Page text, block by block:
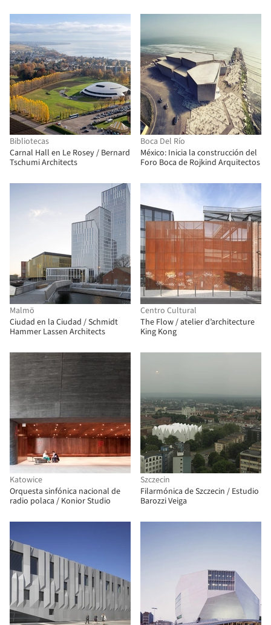
Bibliotecas
Carnal Hall en Le Rosey / Bernard
Tschumi Architects
Boca Del Río
México: Inicia la construcción del
Foro Boca de Rojkind Arquitectos
Malmö
Ciudad en la Ciudad / Schmidt
Hammer Lassen Architects
Centro Cultural
The Flow / atelier d’architecture
King Kong
Katowice
Orquesta sinfónica nacional de
radio polaca / Konior Studio
Szczecin
Filarmónica de Szczecin / Estudio
Barozzi Veiga